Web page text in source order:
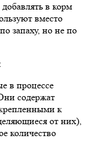
в корм
вместо
запаху, но не по
в процессе
содержат
к
от них),
количество